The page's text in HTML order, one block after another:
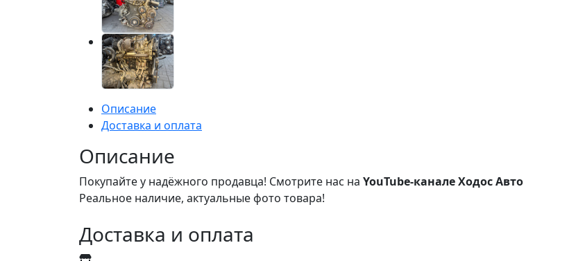
Описание
Доставка и оплата
Описание
Покупайте у надёжного продавца! Смотрите нас на YouTube-канале Ходос Авто
Реальное наличие, актуальные фото товара!
Доставка и оплата